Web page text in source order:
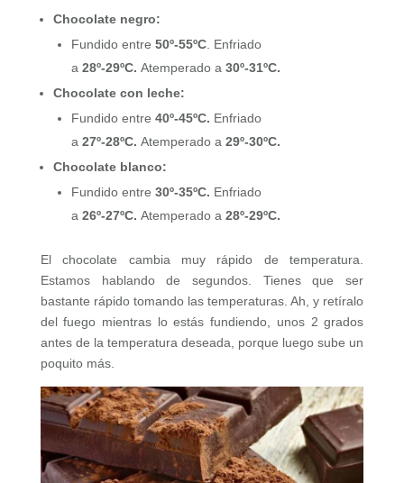
Chocolate negro:
Fundido entre 50º-55ºC. Enfriado
a 28º-29ºC. Atemperado a 30º-31ºC.
Chocolate con leche:
Fundido entre 40º-45ºC. Enfriado
a 27º-28ºC. Atemperado a 29º-30ºC.
Chocolate blanco:
Fundido entre 30º-35ºC. Enfriado
a 26º-27ºC. Atemperado a 28º-29ºC.
El chocolate cambia muy rápido de temperatura.
Estamos hablando de segundos. Tienes que ser
bastante rápido tomando las temperaturas. Ah, y retíralo
del fuego mientras lo estás fundiendo, unos 2 grados
antes de la temperatura deseada, porque luego sube un
poquito más.